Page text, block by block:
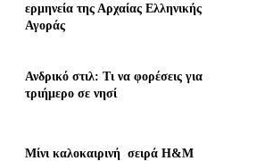
ερμηνεία της Αρχαίας Ελληνικής
Αγοράς
Ανδρικό στιλ: Τι να φορέσεις για
τριήμερο σε νησί
Μίνι καλοκαιρινή σειρά H&M